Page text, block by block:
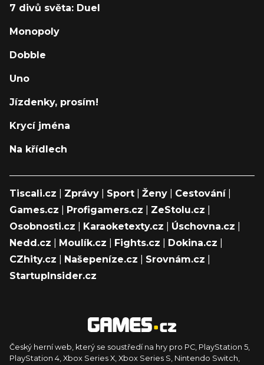
7 divů světa: Duel
Monopoly
Dobble
Uno
Jízdenky, prosím!
Krycí jména
Na křídlech
Tiscali.cz Zprávy Sport Ženy Cestování|
Games.cz
Profigamers.cz ZeStolu.cz
Osobnosti.cz
Karaoketexty.cz Úschovna.cz
Nedd.cz
Moulík.cz Fights.cz Dokina.cz
CZhity.cz
Našepeníze.cz Srovnám.cz
StartupInsider.cz
Český herní web, který se soustředí na hry pro PC, PlayStation 5,
PlayStation 4, Xbox Series X, Xbox Series S, Nintendo Switch,